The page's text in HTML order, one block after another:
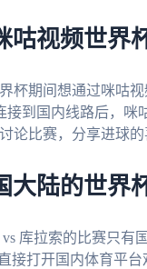
咕视频世界
杯期间想通过咪咕
接到国内线路后，咪
论比赛，分享进球的
大陆的世界
库拉索的比赛只有
接打开国内体育平